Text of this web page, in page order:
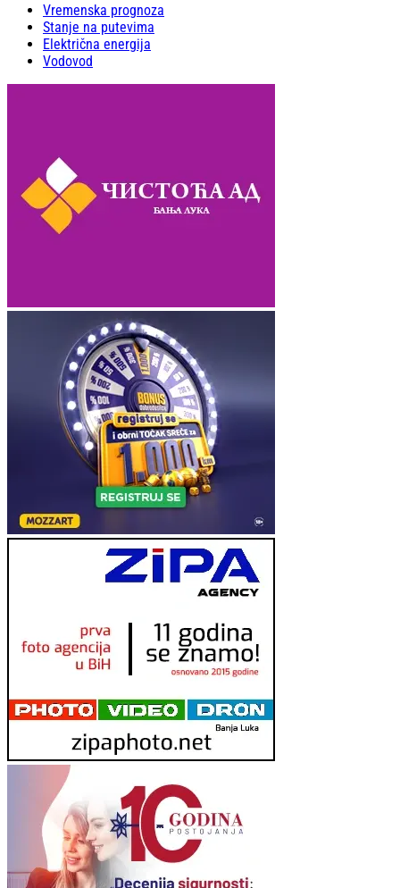
Vremenska prognoza
Stanje na putevima
Električna energija
Vodovod